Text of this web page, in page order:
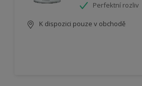
Perfektní rozliv
K dispozici pouze v obchodě